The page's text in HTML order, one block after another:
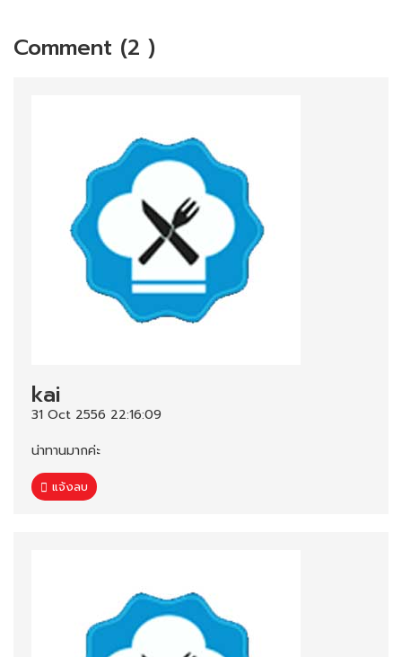
Comment (2 )
kai
31 Oct 2556 22:16:09
น่าทานมากค่ะ
แจ้งลบ